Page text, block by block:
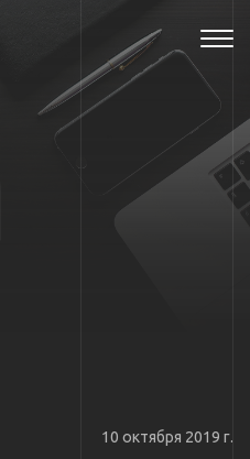
10 октября 2019 г.